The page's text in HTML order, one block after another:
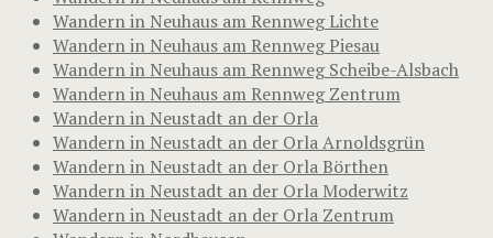
Wandern in Neuhaus am Rennweg Lichte
Wandern in Neuhaus am Rennweg Piesau
Wandern in Neuhaus am Rennweg Scheibe-Alsbach
Wandern in Neuhaus am Rennweg Zentrum
Wandern in Neustadt an der Orla
Wandern in Neustadt an der Orla Arnoldsgrün
Wandern in Neustadt an der Orla Börthen
Wandern in Neustadt an der Orla Moderwitz
Wandern in Neustadt an der Orla Zentrum